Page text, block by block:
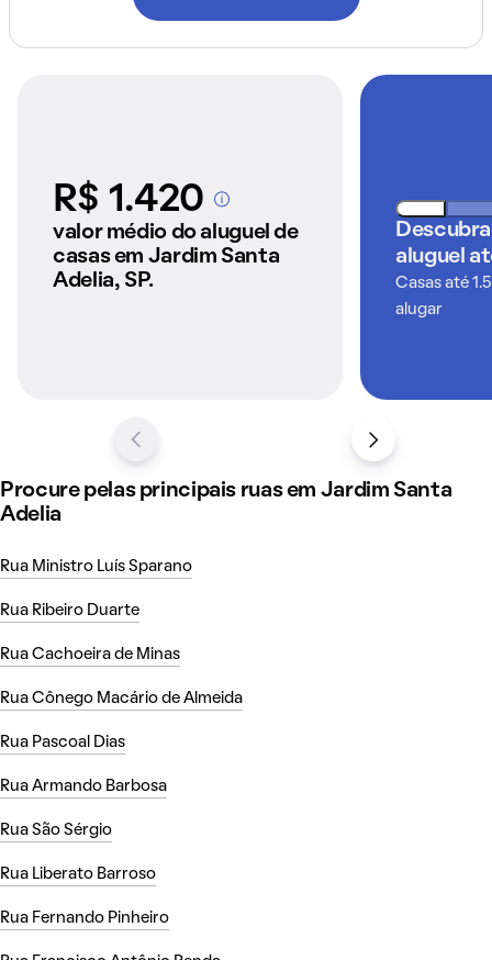
R$ 1.420A partir dos imóveis
anunciados pelo
QuintoAndar
valor médio do aluguel de
casas em Jardim Santa
Adelia, SP.
aluguel
Casas até
alugar
Procure pelas principais ruas em Jardim Santa
Adelia
Rua Ministro Luís Sparano
Rua Ribeiro Duarte
Rua Cachoeira de Minas
Rua Cônego Macário de Almeida
Rua Pascoal Dias
Rua Armando Barbosa
Rua São Sérgio
Rua Liberato Barroso
Rua Fernando Pinheiro